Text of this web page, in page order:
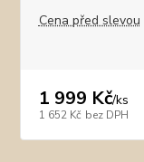
Cena před slevou
1 999 Kč/ks
1 652 Kč bez DPH